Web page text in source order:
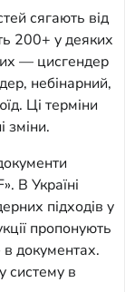
сягають від
200+ у деяких
— цисгендер
небінарний,
Ці терміни
зміни.
В Україні
підходів у
пропонують
в документах.
систему в